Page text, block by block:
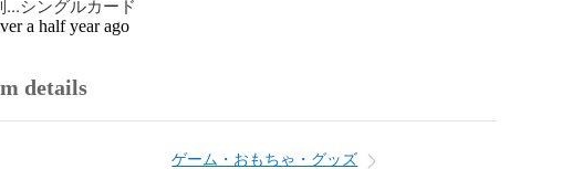
...シングルカード
a half year ago
details
ゲーム・おもちゃ・グッズ